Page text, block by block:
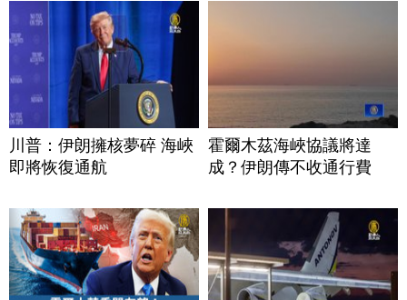
川普：伊朗擁核夢碎 海峽
即將恢復通航
霍爾木茲海峽協議將達
成？伊朗傳不收通行費